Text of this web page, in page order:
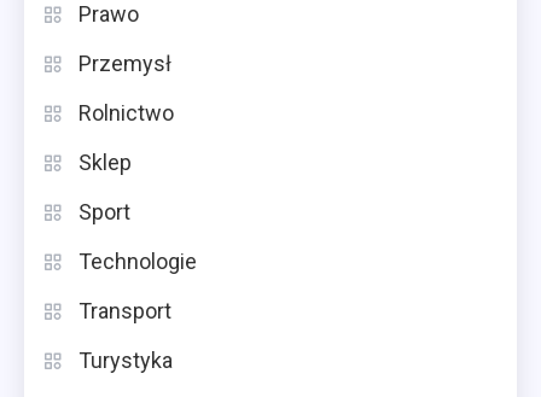
Prawo
Przemysł
Rolnictwo
Sklep
Sport
Technologie
Transport
Turystyka